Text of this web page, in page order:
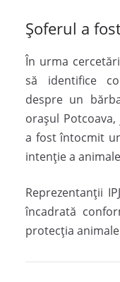
Șoferul a
În urma
să identifice
despre un
orașul
a fost întocmit
intenție a
Reprezentanții
încadrată
protecția